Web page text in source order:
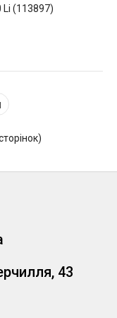
Li (113897)
43